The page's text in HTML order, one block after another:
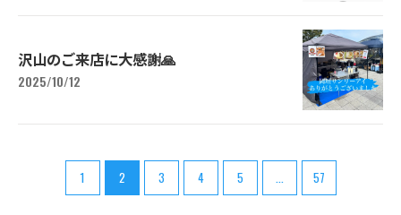
沢山のご来店に大感謝🙏
2025/10/12
1 2 3 4 5 ... 57